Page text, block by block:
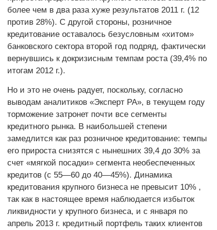
более чем в два раза хуже результатов 2011 г. (12
против 28%). С другой стороны, розничное
кредитование оставалось безусловным «хитом»
банковского сектора второй год подряд, фактически
вернувшись к докризисным темпам роста (39,4% по
итогам 2012 г.).
Но и это не очень радует, поскольку, согласно
выводам аналитиков «Эксперт РА», в текущем году
торможение затронет почти все сегменты
кредитного рынка. В наибольшей степени
замедлится как раз розничное кредитование: темпы
его прироста снизятся с нынешних 39,4 до 30% за
счет «мягкой посадки» сегмента необеспеченных
кредитов (с 55—60 до 40—45%). Динамика
кредитования крупного бизнеса не превысит 10% ,
так как в настоящее время наблюдается избыток
ликвидности у крупного бизнеса, и с января по
апрель 2013 г. кредитный портфель таких клиентов